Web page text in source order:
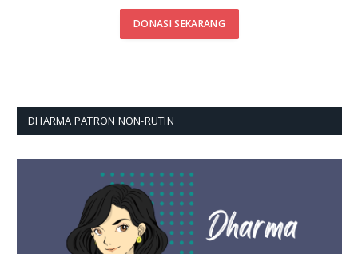
DONASI SEKARANG
DHARMA PATRON NON-RUTIN